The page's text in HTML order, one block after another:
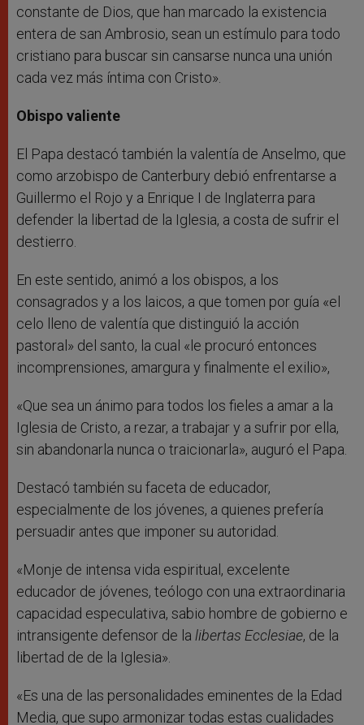
constante de Dios, que han marcado la existencia
entera de san Ambrosio, sean un estímulo para todo
cristiano para buscar sin cansarse nunca una unión
cada vez más íntima con Cristo».
Obispo valiente
El Papa destacó también la valentía de Anselmo, que
como arzobispo de Canterbury debió enfrentarse a
Guillermo el Rojo y a Enrique I de Inglaterra para
defender la libertad de la Iglesia, a costa de sufrir el
destierro.
En este sentido, animó a los obispos, a los
consagrados y a los laicos, a que tomen por guía «el
celo lleno de valentía que distinguió la acción
pastoral» del santo, la cual «le procuró entonces
incomprensiones, amargura y finalmente el exilio»,
«Que sea un ánimo para todos los fieles a amar a la
Iglesia de Cristo, a rezar, a trabajar y a sufrir por ella,
sin abandonarla nunca o traicionarla», auguró el Papa.
Destacó también su faceta de educador,
especialmente de los jóvenes, a quienes prefería
persuadir antes que imponer su autoridad.
«Monje de intensa vida espiritual, excelente
educador de jóvenes, teólogo con una extraordinaria
capacidad especulativa, sabio hombre de gobierno e
intransigente defensor de la libertas Ecclesiae, de la
libertad de de la Iglesia».
«Es una de las personalidades eminentes de la Edad
Media, que supo armonizar todas estas cualidades